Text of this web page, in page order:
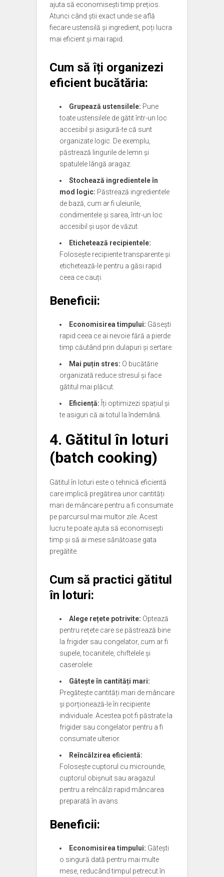
ajuta să economisești timp prețios.
Atunci când știi exact unde se află
fiecare ustensilă și ingredient, poți lucra
mai eficient și mai rapid.
Cum să îți organizezi
eficient bucătăria:
Grupează ustensilele: Pune
toate ustensilele de gătit într-un loc
accesibil și asigură-te că sunt
organizate logic. De exemplu,
păstrează lingurile de lemn și
spatulele lângă aragaz.
Stochează ingredientele în
mod logic: Păstrează ingredientele
de bază, cum ar fi uleiurile,
condimentele și sarea, într-un loc
accesibil și ușor de văzut.
Etichetează recipientele:
Folosește recipiente transparente și
etichetează-le pentru a găsi rapid
ceea ce cauți.
Beneficii:
Economisirea timpului: Găsești
rapid ceea ce ai nevoie fără a pierde
timp căutând prin dulapuri și sertare.
Mai puțin stres: O bucătărie
organizată reduce stresul și face
gătitul mai plăcut.
Eficiență: Îți optimizezi spațiul și
te asiguri că ai totul la îndemână.
4. Gătitul în loturi
(batch cooking)
Gătitul în loturi este o tehnică eficientă
care implică pregătirea unor cantități
mari de mâncare pentru a fi consumate
pe parcursul mai multor zile. Acest
lucru te poate ajuta să economisești
timp și să ai mese sănătoase gata
pregătite.
Cum să practici gătitul
în loturi:
Alege rețete potrivite: Optează
pentru rețete care se păstrează bine
la frigider sau congelator, cum ar fi
supele, tocanitele, chiftelele și
caserolele.
Gătește în cantități mari:
Pregătește cantități mari de mâncare
și porționează-le în recipiente
individuale. Acestea pot fi păstrate la
frigider sau congelator pentru a fi
consumate ulterior.
Reîncălzirea eficientă:
Folosește cuptorul cu microunde,
cuptorul obișnuit sau aragazul
pentru a reîncălzi rapid mâncarea
preparată în avans.
Beneficii:
Economisirea timpului: Gătești
o singură dată pentru mai multe
mese, reducând timpul petrecut în